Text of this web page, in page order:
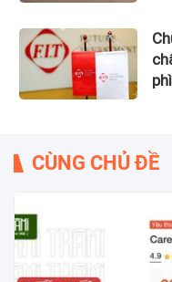
CÙNG CHỦ ĐỀ